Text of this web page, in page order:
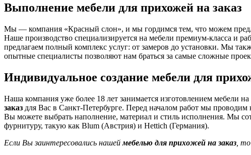
Выполнение мебели для прихожей на заказ
Мы — компания «Красный слон», и мы гордимся тем, что можем
Наше производство специализируется на мебели премиум-класса и
предлагаем полный комплекс услуг: от замеров до установки. Мы
опытные специалисты позволяют нам браться за самые сложные
Индивидуальное создание мебели для
Наша компания уже более 18 лет занимается изготовлением мебели
заказ для Вас в Санкт-Петербурге. Перед началом работ мы
Вы можете выбрать наполнение, материал и стиль исполнения. Мы
фурнитуру, такую как Blum (Австрия) и Hettich (Германия).
Если Вы заинтересовались нашеймебелью для прихожей на заказ ,